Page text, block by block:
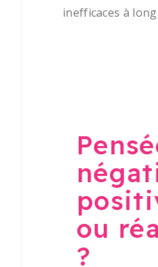
inefficaces à
ou
?